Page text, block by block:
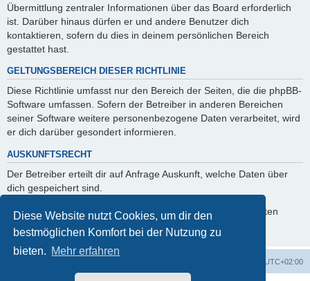
Diese Website nutzt Cookies, um dir den
bestmöglichen Komfort bei der Nutzung zu
bieten. Mehr erfahren
Übermittlung zentraler Informationen über das Board erforderlich
ist. Darüber hinaus dürfen er und andere Benutzer dich
kontaktieren, sofern du dies in deinem persönlichen Bereich
gestattet hast.
GELTUNGSBEREICH DIESER RICHTLINIE
Diese Richtlinie umfasst nur den Bereich der Seiten, die die phpBB-
Software umfassen. Sofern der Betreiber in anderen Bereichen
seiner Software weitere personenbezogene Daten verarbeitet, wird
er dich darüber gesondert informieren.
AUSKUNFTSRECHT
Der Betreiber erteilt dir auf Anfrage Auskunft, welche Daten über
dich gespeichert sind.
Du kannst jederzeit die Löschung bzw. Sperrung deiner Daten
verlangen. Kontaktiere hierzu bitte den Betreiber.
UTC+02:00